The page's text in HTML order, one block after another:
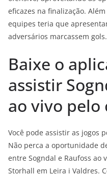
eficazes na finalização.
equipes teria que
adversários marcassem gols.
Baixe o
assistir
ao vivo pelo
Você pode assistir as jogos
Não perca a oportunidade
entre Sogndal e Raufoss ao
Storhall em Leira i Valdres.